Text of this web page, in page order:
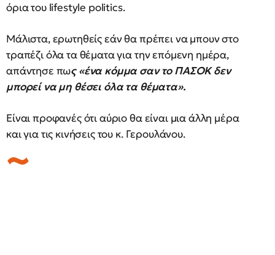
όρια του lifestyle politics.
Μάλιστα, ερωτηθείς εάν θα πρέπει να μπουν στο
τραπέζι όλα τα θέματα για την επόμενη ημέρα,
απάντησε πως «ένα κόμμα σαν το ΠΑΣΟΚ δεν
μπορεί να μη θέσει όλα τα θέματα».
Είναι προφανές ότι αύριο θα είναι μια άλλη μέρα
και για τις κινήσεις του κ. Γερουλάνου.